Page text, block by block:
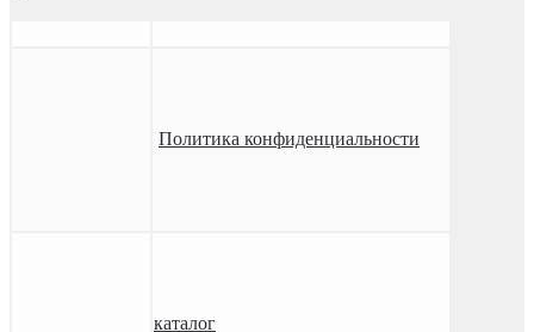
Политика конфиденциальности
каталог